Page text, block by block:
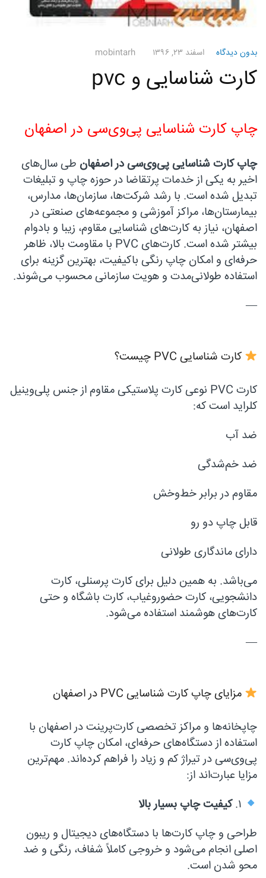
اسفند ۲۳, ۱۳۹۶ mobintarh بدون دیدگاه
کارت شناسایی و pvc
چاپ کارت شناسایی پی‌وی‌سی در اصفهان
چاپ کارت شناسایی پی‌وی‌سی در اصفهان طی سال‌های
اخیر به یکی از خدمات پرتقاضا در حوزه چاپ و تبلیغات
تبدیل شده است. با رشد شرکت‌ها، سازمان‌ها، مدارس،
بیمارستان‌ها، مراکز آموزشی و مجموعه‌های صنعتی در
اصفهان، نیاز به کارت‌های شناسایی مقاوم، زیبا و بادوام
بیشتر شده است. کارت‌های PVC با مقاومت بالا، ظاهر
حرفه‌ای و امکان چاپ رنگی باکیفیت، بهترین گزینه برای
استفاده طولانی‌مدت و هویت سازمانی محسوب می‌شوند.
—
کارت شناسایی PVC چیست؟
کارت PVC نوعی کارت پلاستیکی مقاوم از جنس پلی‌وینیل
کلراید است که:
ضد آب
ضد خم‌شدگی
مقاوم در برابر خط‌وخش
قابل چاپ دو رو
دارای ماندگاری طولانی
می‌باشد. به همین دلیل برای کارت پرسنلی، کارت
دانشجویی، کارت حضوروغیاب، کارت باشگاه و حتی
کارت‌های هوشمند استفاده می‌شود.
—
مزایای چاپ کارت شناسایی PVC در اصفهان
چاپخانه‌ها و مراکز تخصصی کارت‌پرینت در اصفهان با
استفاده از دستگاه‌های حرفه‌ای، امکان چاپ کارت
پی‌وی‌سی در تیراژ کم و زیاد را فراهم کرده‌اند. مهم‌ترین
مزایا عبارت‌اند از:
کیفیت چاپ بسیار بالا
طراحی و چاپ کارت‌ها با دستگاه‌های دیجیتال و ریبون
اصلی انجام می‌شود و خروجی کاملاً شفاف، رنگی و ضد
محو شدن است.